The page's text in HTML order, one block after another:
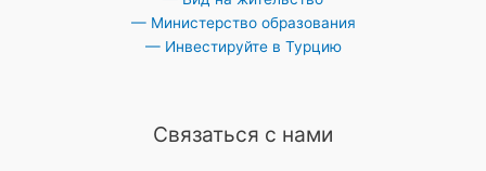
— Министерство образования
— Инвестируйте в Турцию
Связаться с нами